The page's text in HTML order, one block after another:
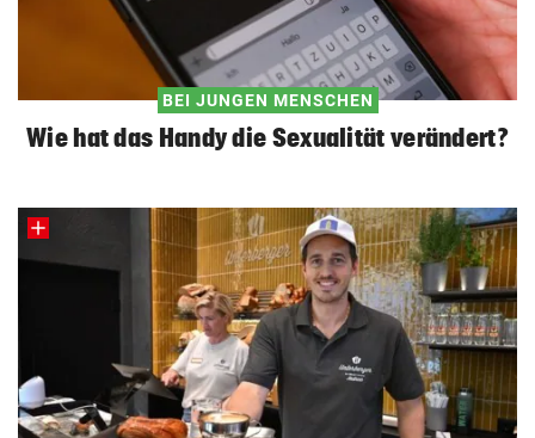
BEI JUNGEN MENSCHEN
Wie hat das Handy die Sexualität verändert?